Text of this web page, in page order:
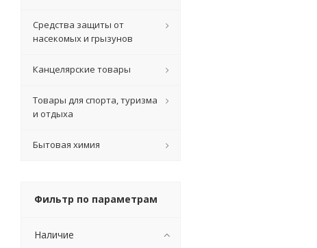
Средства защиты от
насекомых и грызунов
Канцелярские товары
Товары для спорта, туризма
и отдыха
Бытовая химия
Фильтр по параметрам
Наличие